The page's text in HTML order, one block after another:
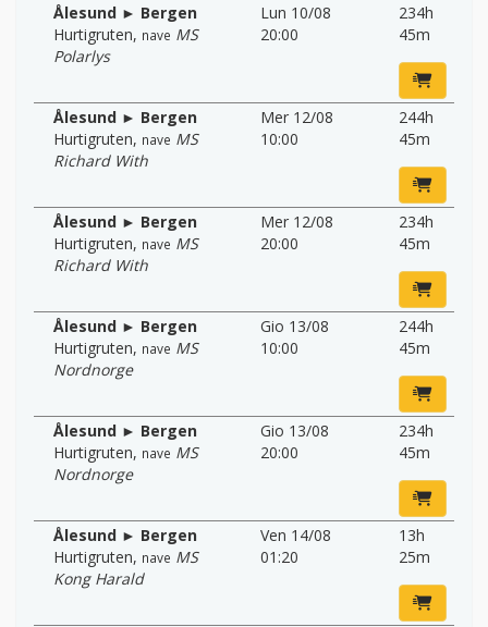
Ålesund ► Bergen
Hurtigruten, nave MS
Polarlys
Lun 10/08
20:00
234h
45m
Ålesund ► Bergen
Hurtigruten, nave MS
Richard With
Mer 12/08
10:00
244h
45m
Ålesund ► Bergen
Hurtigruten, nave MS
Richard With
Mer 12/08
20:00
234h
45m
Ålesund ► Bergen
Hurtigruten, nave MS
Nordnorge
Gio 13/08
10:00
244h
45m
Ålesund ► Bergen
Hurtigruten, nave MS
Nordnorge
Gio 13/08
20:00
234h
45m
Ålesund ► Bergen
Hurtigruten, nave MS
Kong Harald
Ven 14/08
01:20
13h
25m